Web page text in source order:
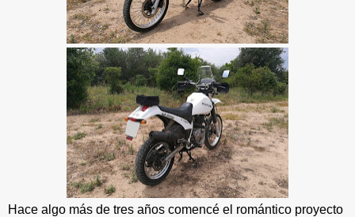
Hace algo más de tres años comencé el romántico proyecto